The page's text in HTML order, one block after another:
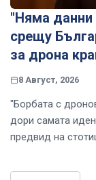
"Няма данни
срещу
за дрона
8 Август, 2026
"Борбата с
дори самата
предвид на